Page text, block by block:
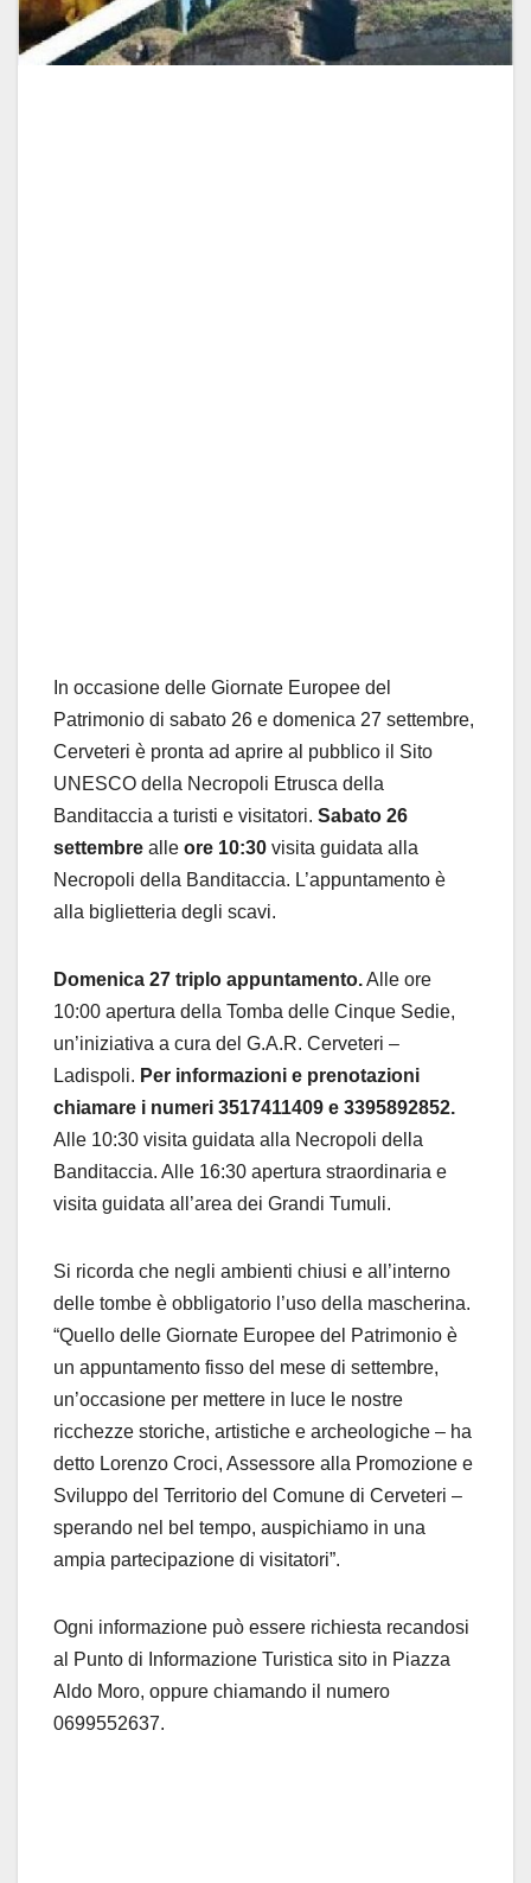
In occasione delle Giornate Europee del
Patrimonio di sabato 26 e domenica 27 settembre,
Cerveteri è pronta ad aprire al pubblico il Sito
UNESCO della Necropoli Etrusca della
Banditaccia a turisti e visitatori. Sabato 26
settembre alle ore 10:30 visita guidata alla
Necropoli della Banditaccia. L’appuntamento è
alla biglietteria degli scavi.
Domenica 27 triplo appuntamento.Alle ore
10:00 apertura della Tomba delle Cinque Sedie,
un’iniziativa a cura del G.A.R. Cerveteri –
Ladispoli. Per informazioni e prenotazioni
chiamare i numeri 3517411409 e 3395892852.
Alle 10:30 visita guidata alla Necropoli della
Banditaccia. Alle 16:30 apertura straordinaria e
visita guidata all’area dei Grandi Tumuli.
Si ricorda che negli ambienti chiusi e all’interno
delle tombe è obbligatorio l’uso della mascherina.
“Quello delle Giornate Europee del Patrimonio è
un appuntamento fisso del mese di settembre,
un’occasione per mettere in luce le nostre
ricchezze storiche, artistiche e archeologiche – ha
detto Lorenzo Croci, Assessore alla Promozione e
Sviluppo del Territorio del Comune di Cerveteri –
sperando nel bel tempo, auspichiamo in una
ampia partecipazione di visitatori”.
Ogni informazione può essere richiesta recandosi
al Punto di Informazione Turistica sito in Piazza
Aldo Moro, oppure chiamando il numero
0699552637.